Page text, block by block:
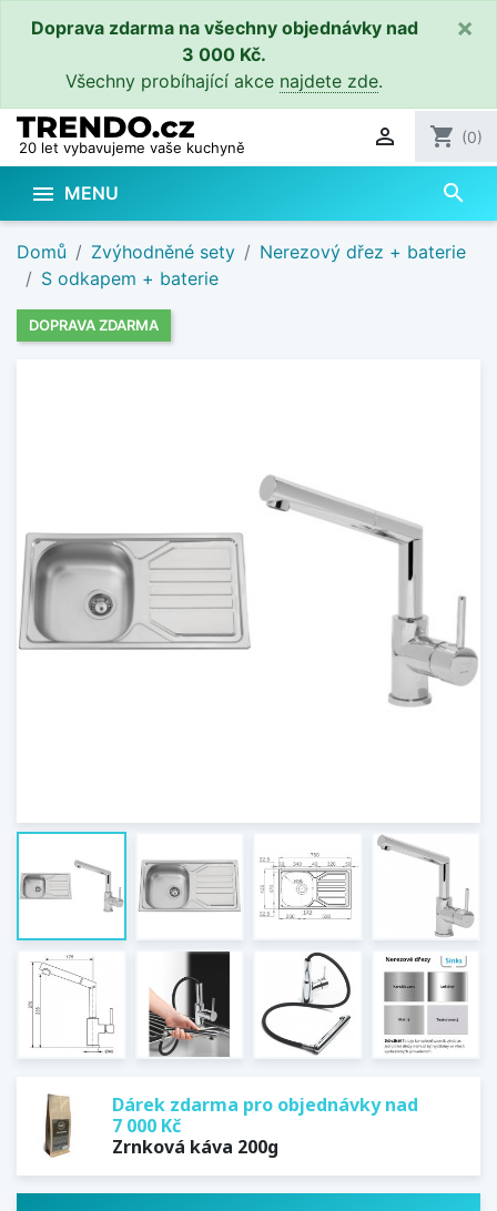
Doprava zdarma na všechny objednávky nad
3 000 Kč.
Všechny probíhající akce najdete zde.
×
20 let vybavujeme vaše kuchyně  shopping_cart (0)
 MENU search
Domů Zvýhodněné sety
Nerezový dřez + baterie
S odkapem + baterie
DOPRAVA ZDARMA
Dárek zdarma pro objednávky nad
7 000 Kč
Zrnková káva 200g